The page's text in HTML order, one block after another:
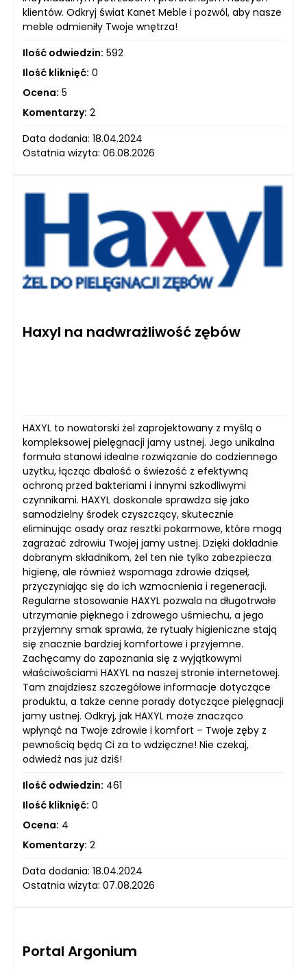
klientów. Odkryj świat Kanet Meble i pozwól, aby nasze
meble odmieniły Twoje wnętrza!
Ilość odwiedzin: 592
Ilość kliknięć: 0
Ocena: 5
Komentarzy: 2
Data dodania: 18.04.2024
Ostatnia wizyta: 06.08.2026
Haxyl na nadwrażliwość zębów
HAXYL to nowatorski żel zaprojektowany z myślą o
kompleksowej pielęgnacji jamy ustnej. Jego unikalna
formuła stanowi idealne rozwiązanie do codziennego
użytku, łącząc dbałość o świeżość z efektywną
ochroną przed bakteriami i innymi szkodliwymi
czynnikami. HAXYL doskonale sprawdza się jako
samodzielny środek czyszczący, skutecznie
eliminując osady oraz resztki pokarmowe, które mogą
zagrażać zdrowiu Twojej jamy ustnej. Dzięki dokładnie
dobranym składnikom, żel ten nie tylko zabezpiecza
higienę, ale również wspomaga zdrowie dziąseł,
przyczyniając się do ich wzmocnienia i regeneracji.
Regularne stosowanie HAXYL pozwala na długotrwałe
utrzymanie pięknego i zdrowego uśmiechu, a jego
przyjemny smak sprawia, że rytuały higieniczne stają
się znacznie bardziej komfortowe i przyjemne.
Zachęcamy do zapoznania się z wyjątkowymi
właściwościami HAXYL na naszej stronie internetowej.
Tam znajdziesz szczegółowe informacje dotyczące
produktu, a także cenne porady dotyczące pielęgnacji
jamy ustnej. Odkryj, jak HAXYL może znacząco
wpłynąć na Twoje zdrowie i komfort – Twoje zęby z
pewnością będą Ci za to wdzięczne! Nie czekaj,
odwiedź nas już dziś!
Ilość odwiedzin: 461
Ilość kliknięć: 0
Ocena: 4
Komentarzy: 2
Data dodania: 18.04.2024
Ostatnia wizyta: 07.08.2026
Portal Argonium